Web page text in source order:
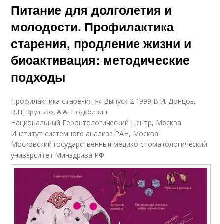
Питание для долголетия и
молодости. Профилактика
старения, продление жизни и
биоактивация: методические
подходы
Профилактика старения »» Выпуск 2 1999 В.И. Донцов,
В.Н. Крутько, А.А. Подколзин
Национальный Геронтологический Центр, Москва
Институт системного анализа РАН, Москва
Московский государственный медико-стоматологический
университет Минздрава РФ